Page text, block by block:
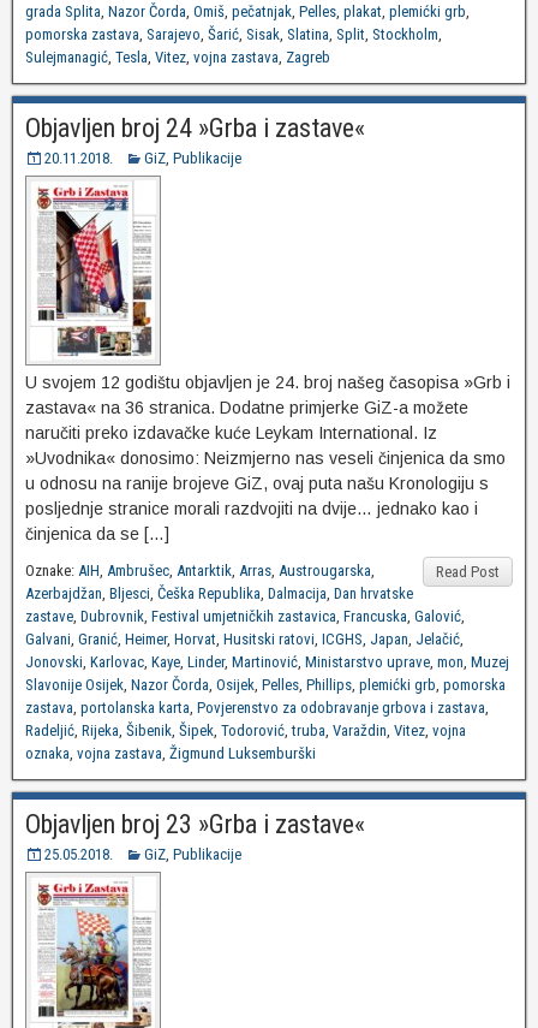
grada Splita, Nazor Čorda, Omiš, pečatnjak, Pelles, plakat, plemićki grb,
pomorska zastava, Sarajevo, Šarić, Sisak, Slatina, Split, Stockholm,
Sulejmanagić, Tesla, Vitez, vojna zastava, Zagreb
Objavljen broj 24 »Grba i zastave«
20.11.2018. GiZ, Publikacije
U svojem 12 godištu objavljen je 24. broj našeg časopisa »Grb i
zastava« na 36 stranica. Dodatne primjerke GiZ-a možete
naručiti preko izdavačke kuće Leykam International. Iz
»Uvodnika« donosimo: Neizmjerno nas veseli činjenica da smo
u odnosu na ranije brojeve GiZ, ovaj puta našu Kronologiju s
posljednje stranice morali razdvojiti na dvije… jednako kao i
činjenica da se […]
Read Post
Oznake: AIH, Ambrušec, Antarktik, Arras, Austrougarska,
Azerbajdžan, Bljesci, Češka Republika, Dalmacija, Dan hrvatske
zastave, Dubrovnik, Festival umjetničkih zastavica, Francuska, Galović,
Galvani, Granić, Heimer, Horvat, Husitski ratovi, ICGHS, Japan, Jelačić,
Jonovski, Karlovac, Kaye, Linder, Martinović, Ministarstvo uprave, mon, Muzej
Slavonije Osijek, Nazor Čorda, Osijek, Pelles, Phillips, plemićki grb, pomorska
zastava, portolanska karta, Povjerenstvo za odobravanje grbova i zastava,
Radeljić, Rijeka, Šibenik, Šipek, Todorović,truba, Varaždin, Vitez, vojna
oznaka, vojna zastava, Žigmund Luksemburški
Objavljen broj 23 »Grba i zastave«
25.05.2018. GiZ, Publikacije